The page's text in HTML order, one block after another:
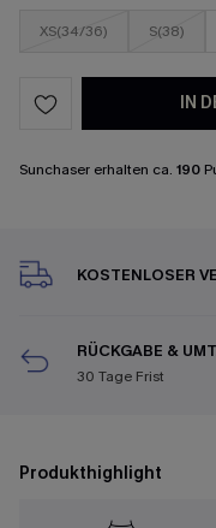
XS(34/36) S(38)
IN
Sunchaser erhalten ca. 190
KOSTENLOSER
RÜCKGABE &
30 Tage Frist
Produkthighlight